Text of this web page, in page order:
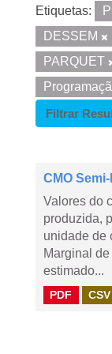
Etiquetas:
DESSEM
PARQUET
Filtrar
CMO
Valores do
produzida,
unidade de
Marginal
estimado...
PDF CSV